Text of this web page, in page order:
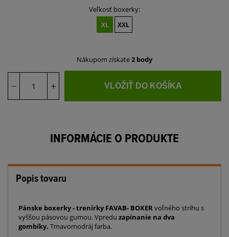
Veľkosť boxerky:
XL XXL
Nákupom získate2 body
VLOŽIŤ DO KOŠÍKA
INFORMÁCIE O PRODUKTE
Popis tovaru
Pánske boxerky - trenírky FAVAB- BOXERvoľného strihu s
vyššou pásovou gumou.Vpredu zapínanie na dva
gombíky. Tmavomodráj farba.